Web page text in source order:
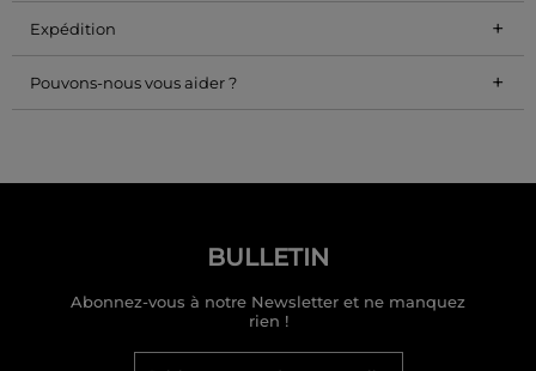
Expédition +
Pouvons-nous vous aider ? +
BULLETIN
Abonnez-vous à notre Newsletter et ne manquez
rien !